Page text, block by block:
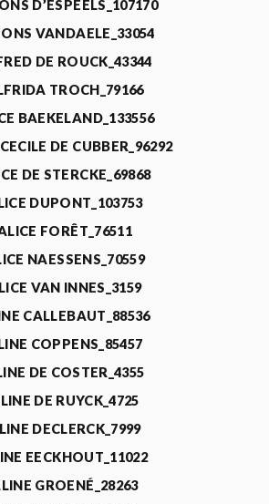
D’ESPEELS_107170
VANDAELE_33054
DE ROUCK_43344
TROCH_79166
BAEKELAND_133556
DE CUBBER_96292
DE STERCKE_69868
DUPONT_103753
FORÊT_76511
NAESSENS_70559
VAN INNES_3159
CALLEBAUT_88536
COPPENS_85457
DE COSTER_4355
DE RUYCK_4725
DECLERCK_7999
EECKHOUT_11022
GROENÉ_28263